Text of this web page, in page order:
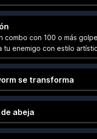
combo con 100 o más
tu enemigo con estilo
se transforma
abeja